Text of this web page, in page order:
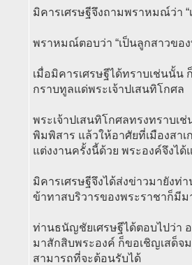
มิคารเศรษฐีจึงถามพราหมณ์ว่า
พราหมณ์ตอบว่า “เป็นลูกสาวขอ
เมื่อมิคารเศรษฐีได้ทราบเช่นนั้น
กราบทูลแด่พระเจ้าปเสนทิโกศล
พระเจ้าปเสนทิโกศลทรงทราบเ
พิมพิสาร แล้วให้อาศัยที่เมืองสาเ
แต่งงานครั้งนี้ด้วย พระองค์จึงไ
มิคารเศรษฐีจึงได้ส่งข่าวมายังท่
ข้าทาสบริวารของพระราชาก็มี
ท่านธนัญชัยเศรษฐีได้ตอบไปว่า อ
มาสักสิบพระองค์ ก็ขอเชิญเสด็จ
สามารถที่จะต้อนรับได้